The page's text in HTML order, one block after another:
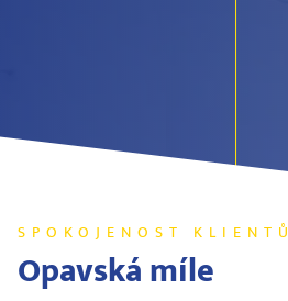
SPOKOJENOST KLIENTŮ
Opavská míle